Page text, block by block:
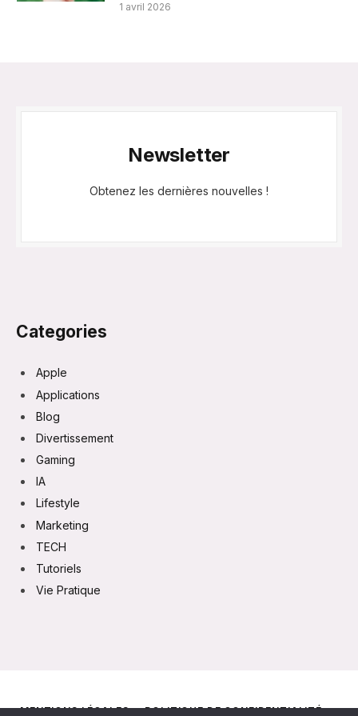
1 avril 2026
Newsletter
Obtenez les dernières nouvelles !
Categories
Apple
Applications
Blog
Divertissement
Gaming
IA
Lifestyle
Marketing
TECH
Tutoriels
Vie Pratique
MENTIONS LÉGALES POLITIQUE DE CONFIDENTIALITÉ